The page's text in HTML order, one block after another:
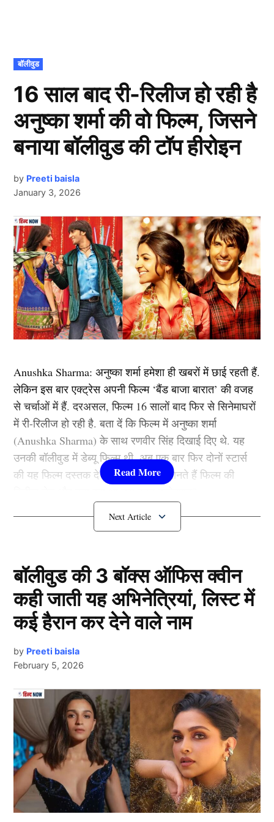
POSTED
IN
बॉलीवुड
16 साल बाद री-रिलीज हो रही है
अनुष्का शर्मा की वो फिल्म, जिसने
बनाया बॉलीवुड की टॉप हीरोइन
by Preeti baisla
January 3, 2026
Anushka Sharma: अनुष्का शर्मा हमेशा ही खबरों में छाई रहती हैं.
लेकिन इस बार एक्ट्रेस अपनी फिल्म ‘बैंड बाजा बारात’ की वजह
से चर्चाओं में हैं. दरअसल, फिल्म 16 सालों बाद फिर से सिनेमाघरों
में री-रिलीज हो रही है. बता दें कि फिल्म में अनुष्का शर्मा
(Anushka Sharma) के साथ रणवीर सिंह दिखाई दिए थे. यह
उनकी बॉलीवुड में डेब्यू फिल्म थी. अब एक बार फिर दोनों स्टार्स
की यह फिल्म दस्तक दे रही है. चलिए तो जानते हैं फिल्म की
कब री-रिलीज हो रही है फिल्म ?
View this post on Instagram
Next Article
बॉलीवुड की 3 बॉक्स ऑफिस क्वीन
कही जाती यह अभिनेत्रियां, लिस्ट में
कई हैरान कर देने वाले नाम
by Preeti baisla
February 5, 2026